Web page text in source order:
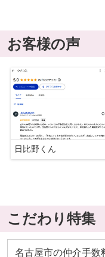
お客様の声
日比野くん
こだわり特集
名古屋市の仲介手数